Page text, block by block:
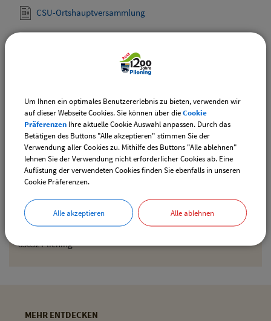
Gemeinde Pliening
Geltinger Str. 18
85652 Pliening
CSU-Ortshauptversammlung
Den gewählten Termin als VCS-Kalenderdatei
Den gewählten Termin als iCal-Kalenderdatei
downloaden
Drucken
MEHR ENTDECKEN
Um Ihnen ein optimales Benutzererlebnis zu bieten, verwenden wir
auf dieser Webseite Cookies. Sie können über dieCookie
Präferenzen Ihre aktuelle Cookie Auswahl anpassen. Durch das
Betätigen des Buttons "Alle akzeptieren" stimmen Sie der
Verwendung aller Cookies zu. Mithilfe des Buttons "Alle ablehnen"
lehnen Sie der Verwendung nicht erforderlicher Cookies ab. Eine
Auflistung der verwendeten Cookies finden Sie ebenfalls in unseren
Cookie Präferenzen.
Alle akzeptieren Alle ablehnen